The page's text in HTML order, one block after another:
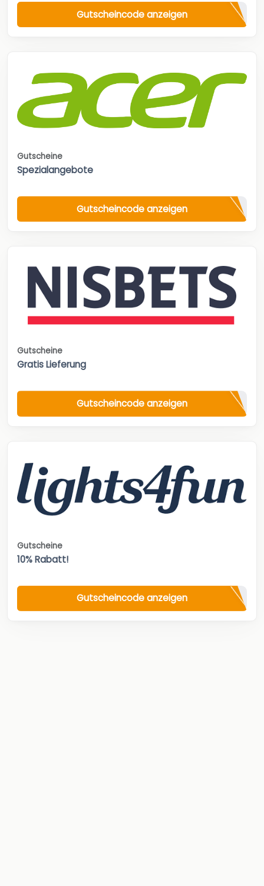
Gutscheincode anzeigen
Gutscheine
Spezialangebote
Gutscheincode anzeigen
Gutscheine
Gratis Lieferung
Gutscheincode anzeigen
Gutscheine
10% Rabatt!
Gutscheincode anzeigen